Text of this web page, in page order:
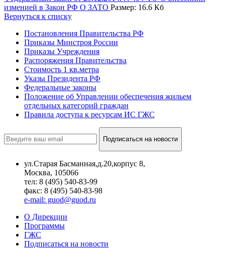
изменией в Закон РФ О ЗАТО Размер: 16.6 Кб
Вернуться к списку
Постановления Правительства РФ
Приказы Минстроя России
Приказы Учреждения
Распоряжения Правительства
Стоимость 1 кв.метра
Указы Президента РФ
Федеральные законы
Положение об Управлении обеспечения жильем
отдельных категорий граждан
Правила доступа к ресурсам ИС ГЖС
Подписаться на новости
ул.Старая Басманная,д.20,корпус 8,
Москва, 105066
тел: 8 (495) 540-83-99
факс: 8 (495) 540-83-98
e-mail: guod@guod.ru
О Дирекции
Программы
ГЖС
Подписаться на новости